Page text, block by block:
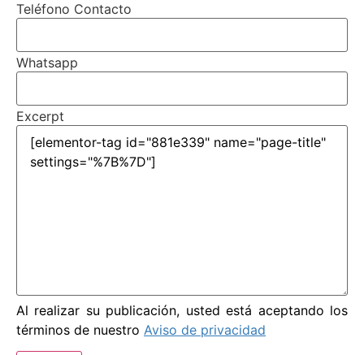
Teléfono Contacto
Whatsapp
Excerpt
Al realizar su publicación, usted está aceptando los
términos de nuestro Aviso de privacidad